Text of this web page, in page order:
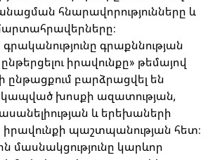
հնարավորությունները և
գրաքննության
իրավունքը» թեմայով
ընթացքում բարձրացվել են
կապված խոսքի ազատության,
և երեխաների
իրավունքի պաշտպանության հետ։
մասնակցությունը կարևոր